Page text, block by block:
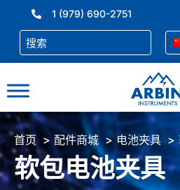
1 (979) 690-2751
首页 配件商城 电池夹具
软包电池夹具